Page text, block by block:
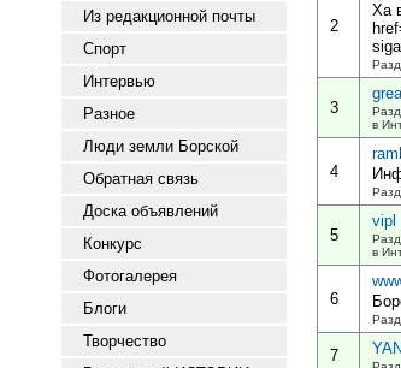
Из редакционной почты
Спорт
Интервью
Разное
Люди земли Борской
Обратная связь
Доска объявлений
Конкурс
Фотогалерея
Блоги
Творчество
2
Ха
3
в
4
5
vipl
в
6
7